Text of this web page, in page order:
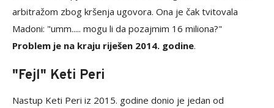
arbitražom zbog kršenja ugovora. Ona je čak tvitovala
Madoni: "umm..... mogu li da pozajmim 16 miliona?"
Problem je na kraju riješen 2014. godine.
"Fejl" Keti Peri
Nastup Keti Peri iz 2015. godine donio je jedan od